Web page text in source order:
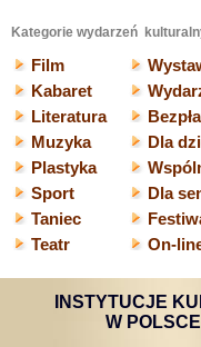
Kategorie wydarzeń
Film
Kabaret
Literatura
Muzyka
Dla
Plastyka
Sport
Dla
Taniec
Teatr
On-
INSTYTUCJE
W